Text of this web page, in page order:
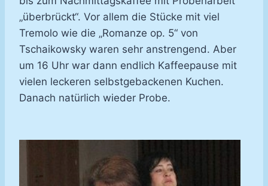
„überbrückt“. Vor allem die Stücke mit viel
Tremolo wie die „Romanze op. 5“ von
Tschaikowsky waren sehr anstrengend. Aber
um 16 Uhr war dann endlich Kaffeepause mit
vielen leckeren selbstgebackenen Kuchen.
Danach natürlich wieder Probe.